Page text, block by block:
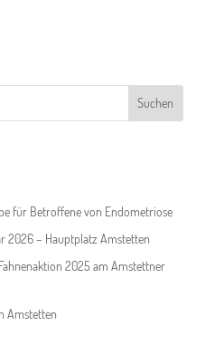
für Betroffene von Endometriose
2026 – Hauptplatz Amstetten
2025 am Amstettner
Amstetten